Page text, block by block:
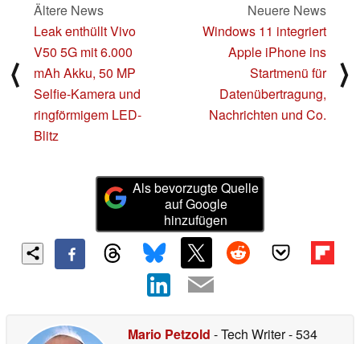
⟨
Ältere News
Leak enthüllt Vivo
V50 5G mit 6.000
mAh Akku, 50 MP
Selfie-Kamera und
ringförmigem LED-
Blitz
Neuere News
Windows 11 integriert
Apple iPhone ins
Startmenü für
Datenübertragung,
Nachrichten und Co.
⟩
Als bevorzugte Quelle
auf Google
hinzufügen
Mario Petzold - Tech Writer- 534